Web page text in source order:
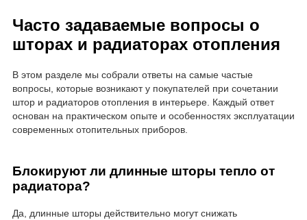
Часто задаваемые вопросы о
шторах и радиаторах отопления
В этом разделе мы собрали ответы на самые частые
вопросы, которые возникают у покупателей при сочетании
штор и радиаторов отопления в интерьере. Каждый ответ
основан на практическом опыте и особенностях эксплуатации
современных отопительных приборов.
Блокируют ли длинные шторы тепло от
радиатора?
Да, длинные шторы действительно могут снижать